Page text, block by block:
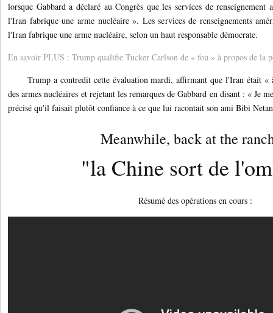
lorsque Gabbard a déclaré au Congrès que les services de renseignement
l'Iran fabrique une arme nucléaire ». Les services de renseignements
l'Iran fabrique une arme nucléaire, selon un haut responsable démocrate.
En savoir PLUS : Trump qualifie Tucker Carlson de « fou » à propos de la
Trump a contredit cette évaluation mardi, affirmant que l'Iran était « à
des armes nucléaires et rejetant les remarques de Gabbard en disant : « Je
précisé qu'il faisait plutôt confiance à ce que lui racontait son ami Bibi
Meanwhile, back at the
"la Chine sort de
Résumé des opérations en cours :